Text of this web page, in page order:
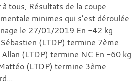
à tous, Résultats de la coupe
minimes qui s’est déroulée
le 27/01/2019 En -42 kg
(LTDP) termine 7ème
Allan (LTDP) termine NC En -60 kg
(LTDP) termine 3ème